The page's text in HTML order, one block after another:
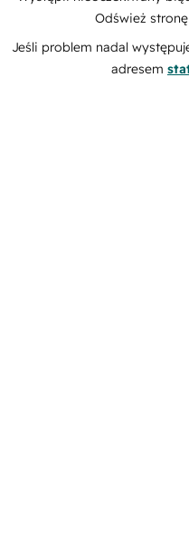
Odśwież
Jeśli problem nadal
adresem